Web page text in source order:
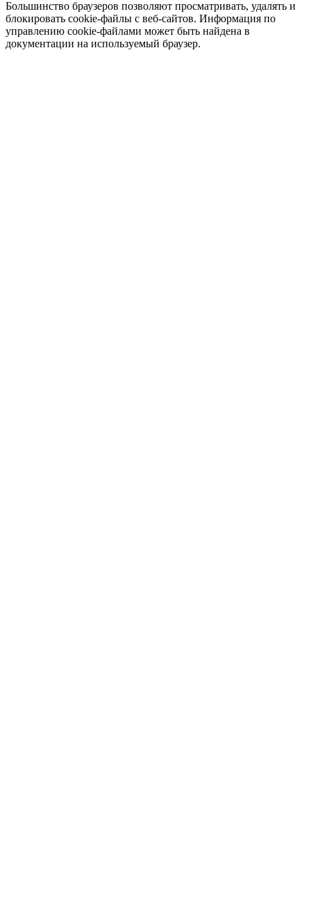
Большинство браузеров позволяют просматривать, удалять и
блокировать cookie-файлы c веб-сайтов. Информация по
управлению cookie-файлами может быть найдена в
документации на используемый браузер.